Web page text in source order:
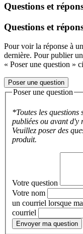
Questions et
Questions et
Pour voir la réponse à
dernière. Pour publier
« Poser une question »
Poser une question
Poser une question
*Toutes les questions
publiées ou avant d'y
Veuillez poser des
produit.
Votre question
Votre nom
un courriel lorsque
courriel
Envoyer ma question